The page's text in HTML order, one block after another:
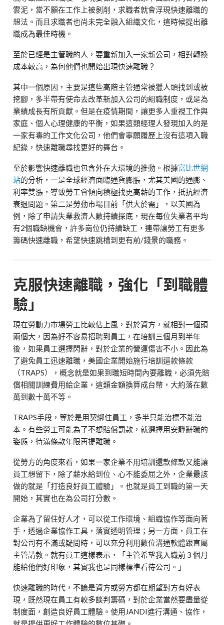
雲泥，當不願在工作上被剝削，求職者就會浮現快速離職的
想法。而且求職者也尚未完全融入組織文化，這時候提出離
職成為最佳時機。
至於已經是主管職的人，要重新加入一家新公司，相對轉換
成本較高，為何他們也開始出現快速離職？
其中一個原因，主要是這些高階主管通常被獵人頭找到或被
挖腳，多半帶有使命去改革新加入公司的組職制度，或是為
業績成長有所貢獻。但是在疫情期間，讓更多人重視工作與
家庭、個人心理健康的平衡，如果這類經理人發現加入的是
一家有毒的工作文化公司，他們會寧願履歷上沒有這項入職
紀錄，快速離職尋找更好的舞台。
至於影響快速離職也包含外在大環境的推動。根據富比世網
站的分析，一是全球經濟面臨通貨膨脹，尤其美國的通膨、
利率雙漲，導致勞工會傾向積極找更高薪的工作，抵抗經濟
衰退問題。第二是勞動市場目前「供大於需」，以美國為
例，除了申請失業救濟人數持續探底，現在每位失業者平均
有2個職缺機會，許多崗位仍持續缺工，連帶讓勞工有更多
籌碼快速離職，希望快速跳槽到更有前/錢景的職務。
克服快速離職，強化「到職體
驗」
現在勞動力市場勞工比較佔上風，對於資方，就相對一個頭
兩個大，因為好不容易招聘到員工，在培訓三個月到半年
後，如果員工選擇閃辭，對於企業的營運傷害不小。因此為
了避免員工迅速離職，美國企業開始施行培訓還款條款
（TRAPS），概念就是如果到職短時間內要離職，必須先賠
償相關訓練費用給企業，這類金額換算成台幣，大約落在數
萬到數十萬不等。
TRAPS手段，等於是用契綁住員工，多半只能治標不能治
本。有些勞工可能為了不想賠償罰款，就選擇用安靜辭職的
姿態，待滿條款年限再提離職。
從勞方的角度來看，如果一家企業不用培訓還款條款又能讓
員工想留下，除了薪水給到位、心不能委屈之外，企業最該
做的就是「打造良好員工體驗」。也就是員工到職的第一天
開始，其實也在為公司打分數。
企業為了留住好人才，可以從工作環境、組織協作等面向著
手，透過企業協作工具，落實透明管理；另一方面，員工在
對公司有不滿或疑問時，可以充分利用數位溝通軟體跟直屬
主管請教。就有員工這樣表示，「主管希望我入職前３個月
能給他們好印象，其實我也是同樣標準看待公司。」
快速離職的時代，不論是資方或勞方都在期望對方有好表
現，既然現在員工有較多談判籌碼，對於企業當然要盡量從
制度面，創造良好員工體驗。使用JANDI進行溝通、協作，